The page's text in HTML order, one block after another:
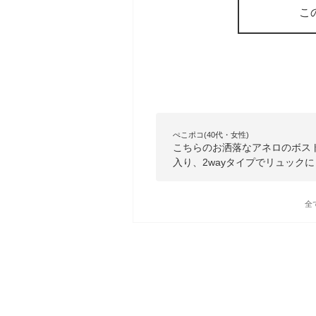
こ
ぺこポコ(40代・女性)
こちらのお洒落なアネロのボ
入り、2wayタイプでリュック
全